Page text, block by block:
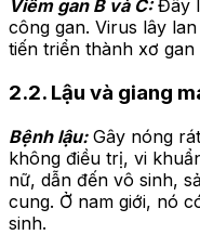
Viêm gan B và C:Đây
công gan. Virus lây
tiến triển thành xơ
2.2. Lậu và giang
Bệnh lậu:Gây nóng
không điều trị, vi
nữ, dẫn đến vô sinh,
cung. Ở nam giới, nó
sinh.